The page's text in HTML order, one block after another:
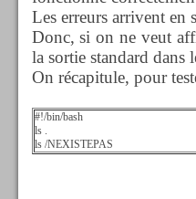
Les erreurs arrivent en
Donc, si on ne veut
la sortie standard
On récapitule, pour
#!/bin/bash
ls .
ls /NEXISTEPAS